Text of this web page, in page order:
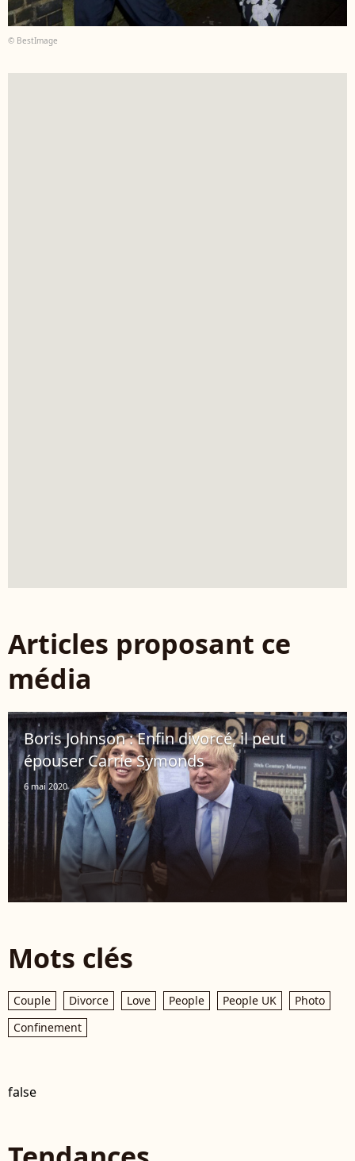
© BestImage
Articles proposant ce
média
Boris Johnson : Enfin divorcé, il peut
épouser Carrie Symonds
6 mai 2020
Mots clés
Couple Divorce Love People People UK
Photo
Confinement
false